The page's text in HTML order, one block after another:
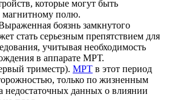
которые могут быть
магнитному полю.
боязнь замкнутого
стать серьезным препятствием для
учитывая необходимость
в аппарате МРТ.
триместр). МРТ в этот период
только по жизненным
недостаточных данных о влиянии